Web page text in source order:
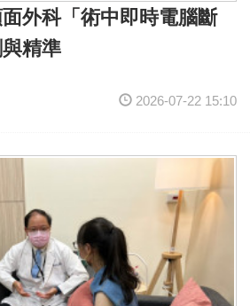
外科「術中即時電腦斷
精準
2026-07-22 15:10